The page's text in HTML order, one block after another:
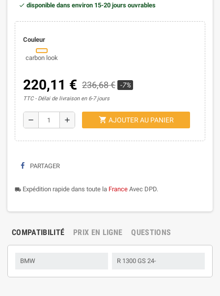
disponible dans environ 15-20 jours ouvrables
Couleur
carbon look
220,11 € 236,68 € -7%
TTC Délai de livraison en 6-7 jours
remove add shopping_cart AJOUTER AU PANIER
PARTAGER
local_shipping Expédition rapide dans toute la France Avec DPD.
COMPATIBILITÉ PRIX EN LIGNE QUESTIONS
BMW R 1300 GS 24-